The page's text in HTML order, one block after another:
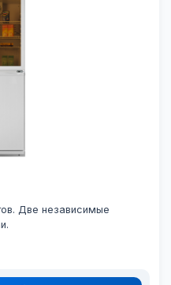
Две независимые